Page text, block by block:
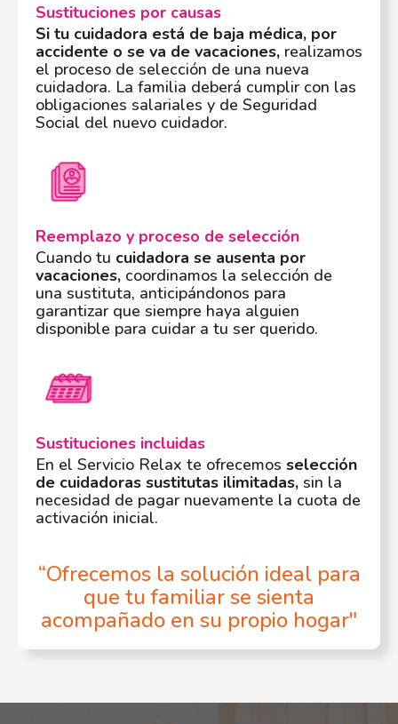
Sustituciones por causas
Si tu cuidadora está de baja médica, por
accidente o se va de vacaciones, realizamos
el proceso de selección de una nueva
cuidadora. La familia deberá cumplir con las
obligaciones salariales y de Seguridad
Social del nuevo cuidador.
Reemplazo y proceso de selección
Cuando tu cuidadora se ausenta por
vacaciones, coordinamos la selección de
una sustituta, anticipándonos para
garantizar que siempre haya alguien
disponible para cuidar a tu ser querido.
Sustituciones incluidas
En el Servicio Relax te ofrecemos selección
de cuidadoras sustitutas ilimitadas, sin la
necesidad de pagar nuevamente la cuota de
activación inicial.
“Ofrecemos la solución ideal para
que tu familiar se sienta
acompañado en su propio hogar"